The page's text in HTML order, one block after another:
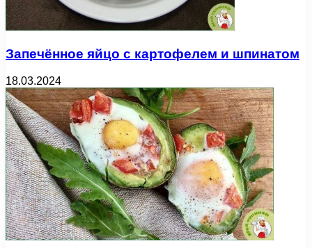
Запечённое яйцо с картофелем и шпинатом
18.03.2024